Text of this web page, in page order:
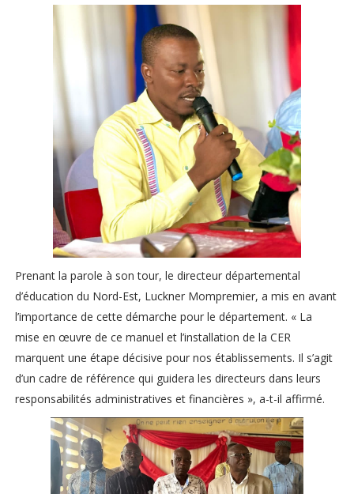
Prenant la parole à son tour, le directeur départemental
d’éducation du Nord-Est, Luckner Mompremier, a mis en avant
l’importance de cette démarche pour le département. « La
mise en œuvre de ce manuel et l’installation de la CER
marquent une étape décisive pour nos établissements. Il s’agit
d’un cadre de référence qui guidera les directeurs dans leurs
responsabilités administratives et financières », a-t-il affirmé.